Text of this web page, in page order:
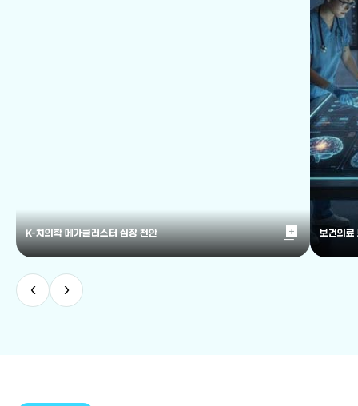
K-치의학 메가클러스터 심장 천안 library_add 보건의료
‹ ›